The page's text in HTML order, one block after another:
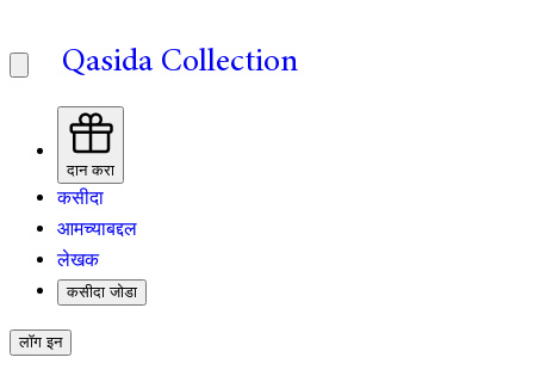
Qasida Collection
दान करा
कसीदा
आमच्याबद्दल
लेखक
कसीदा जोडा
लॉग इन